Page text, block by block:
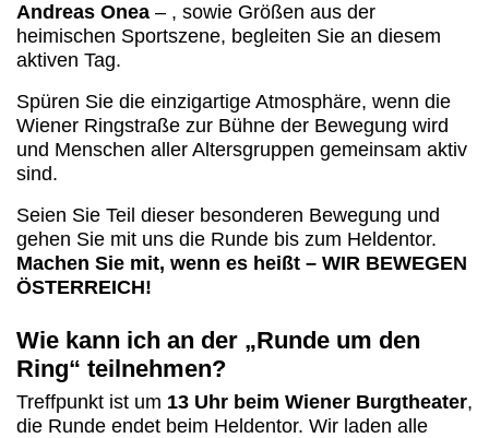
Andreas Onea – , sowie Größen aus der
heimischen Sportszene, begleiten Sie an diesem
aktiven Tag.
Spüren Sie die einzigartige Atmosphäre, wenn die
Wiener Ringstraße zur Bühne der Bewegung wird
und Menschen aller Altersgruppen gemeinsam aktiv
sind.
Seien Sie Teil dieser besonderen Bewegung und
gehen Sie mit uns die Runde bis zum Heldentor.
Machen Sie mit, wenn es heißt – WIR BEWEGEN
ÖSTERREICH!
Wie kann ich an der „Runde um den
Ring“ teilnehmen?
Treffpunkt ist um 13 Uhr beim Wiener Burgtheater,
die Runde endet beim Heldentor. Wir laden alle